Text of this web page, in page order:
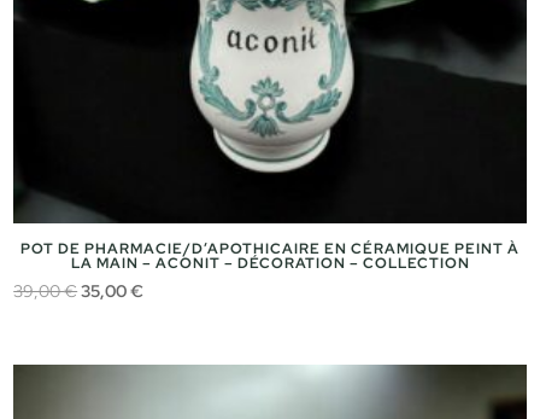
POT DE PHARMACIE/D’APOTHICAIRE EN CÉRAMIQUE PEINT À
LA MAIN – ACONIT – DÉCORATION – COLLECTION
39,00€Le
35,00€Le